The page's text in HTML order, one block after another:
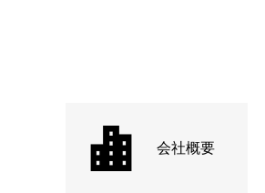
会社概要